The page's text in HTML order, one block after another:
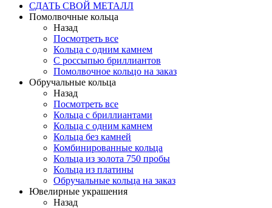
СДАТЬ СВОЙ МЕТАЛЛ
Помолвочные кольца
Назад
Посмотреть все
Кольца с одним камнем
С россыпью бриллиантов
Помолвочное кольцо на заказ
Обручальные кольца
Назад
Посмотреть все
Кольца с бриллиантами
Кольца с одним камнем
Кольца без камней
Комбинированные кольца
Кольца из золота 750 пробы
Кольца из платины
Обручальные кольца на заказ
Ювелирные украшения
Назад